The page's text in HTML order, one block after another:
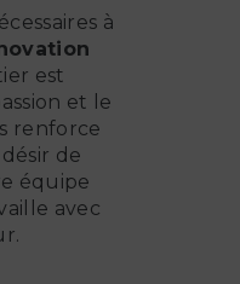
à
est
et le
renforce
de
équipe
avec